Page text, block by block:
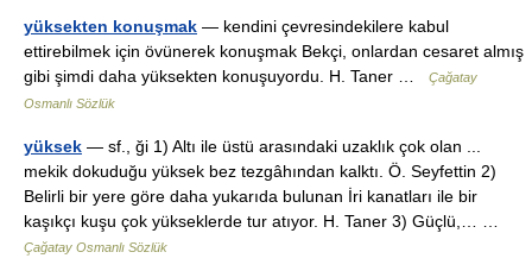
yüksekten konuşmak — kendini çevresindekilere kabul
ettirebilmek için övünerek konuşmak Bekçi, onlardan cesaret almış
gibi şimdi daha yüksekten konuşuyordu. H. Taner …
Çağatay
Osmanlı Sözlük
yüksek — sf., ği 1) Altı ile üstü arasındaki uzaklık çok olan ...
mekik dokuduğu yüksek bez tezgâhından kalktı. Ö. Seyfettin 2)
Belirli bir yere göre daha yukarıda bulunan İri kanatları ile bir
kaşıkçı kuşu çok yükseklerde tur atıyor. H. Taner 3) Güçlü,… …
Çağatay Osmanlı Sözlük